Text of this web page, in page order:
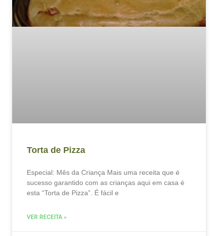
Torta de Pizza
Especial: Mês da Criança Mais uma receita que é
sucesso garantido com as crianças aqui em casa é
esta “Torta de Pizza”. É fácil e
VER RECEITA »